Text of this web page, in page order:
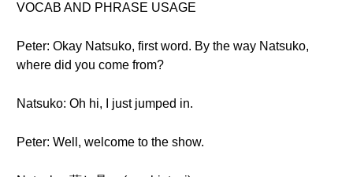
VOCAB AND PHRASE USAGE
Peter: Okay Natsuko, first word. By the way Natsuko,
where did you come from?
Natsuko: Oh hi, I just jumped in.
Peter: Well, welcome to the show.